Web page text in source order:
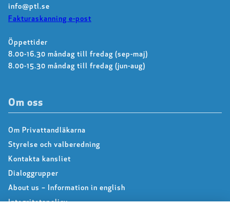
info@ptl.se
Fakturaskanning e-post
Öppettider
8.00-16.30 måndag till fredag (sep-maj)
8.00-15.30 måndag till fredag (jun-aug)
Om oss
Om Privattandläkarna
Styrelse och valberedning
Kontakta kansliet
Dialoggrupper
About us – Information in english
Integritetspolicy